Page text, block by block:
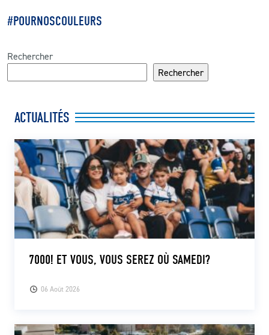
#POURNOSCOULEURS
Rechercher
Rechercher
ACTUALITÉS
06 Août 2026
7000! ET VOUS, VOUS SEREZ OÙ SAMEDI?